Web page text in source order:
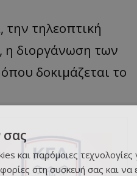
την τηλεοπτική
η διοργάνωση των
δοκιμάζεται το
και παρόμοιες τεχνολογίες
στη συσκευή σας και να